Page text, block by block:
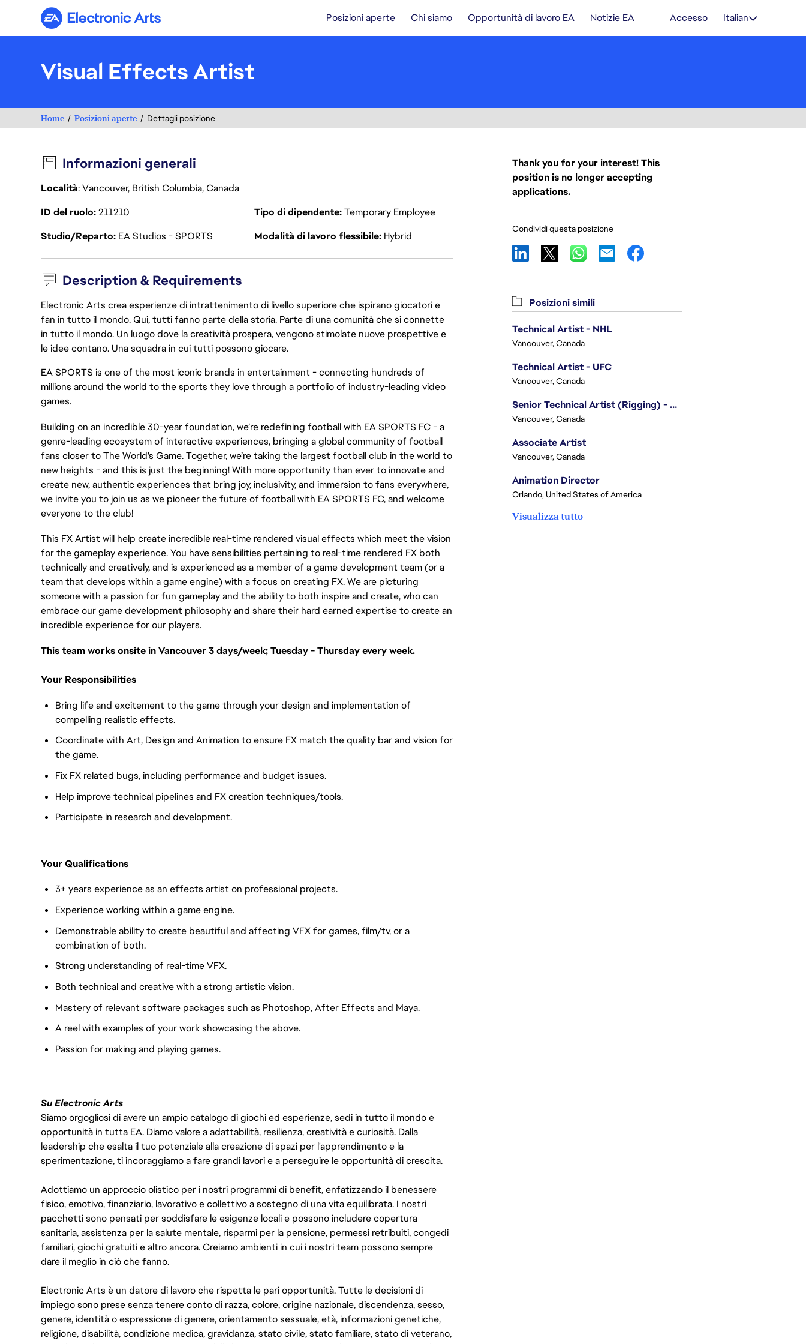
Electronic Arts Posizioni aperte Chi siamo Opportunità di lavoro EA Notizie EA Accesso Italian
Visual Effects Artist
Home Posizioni aperte Dettagli posizione
Informazioni generali
Località: Vancouver, British Columbia, Canada
ID del ruolo211210 Tipo di dipendente Temporary Employee
Studio/Reparto EA Studios - SPORTS Modalità di lavoro flessibile Hybrid
Description & Requirements
Electronic Arts crea esperienze di intrattenimento di livello superiore che ispirano giocatori e
fan in tutto il mondo. Qui, tutti fanno parte della storia. Parte di una comunità che si connette
in tutto il mondo. Un luogo dove la creatività prospera, vengono stimolate nuove prospettive e
le idee contano. Una squadra in cui tutti possono giocare.
EA SPORTS is one of the most iconic brands in entertainment - connecting hundreds of
millions around the world to the sports they love through a portfolio of industry-leading video
games.
Building on an incredible 30-year foundation, we’re redefining football with EA SPORTS FC - a
genre-leading ecosystem of interactive experiences, bringing a global community of football
fans closer to The World's Game. Together, we’re taking the largest football club in the world to
new heights - and this is just the beginning! With more opportunity than ever to innovate and
create new, authentic experiences that bring joy, inclusivity, and immersion to fans everywhere,
we invite you to join us as we pioneer the future of football with EA SPORTS FC, and welcome
everyone to the club!
This FX Artist will help create incredible real-time rendered visual effects which meet the vision
for the gameplay experience. You have sensibilities pertaining to real-time rendered FX both
technically and creatively, and is experienced as a member of a game development team (or a
team that develops within a game engine) with a focus on creating FX. We are picturing
someone with a passion for fun gameplay and the ability to both inspire and create, who can
embrace our game development philosophy and share their hard earned expertise to create an
incredible experience for our players.
This team works onsite in Vancouver 3 days/week; Tuesday - Thursday every week.
Your Responsibilities
Bring life and excitement to the game through your design and implementation of
compelling realistic effects.
Coordinate with Art, Design and Animation to ensure FX match the quality bar and vision for
the game.
Fix FX related bugs, including performance and budget issues.
Help improve technical pipelines and FX creation techniques/tools.
Participate in research and development.
Your Qualifications
3+ years experience as an effects artist on professional projects.
Experience working within a game engine.
Demonstrable ability to create beautiful and affecting VFX for games, film/tv, or a
combination of both.
Strong understanding of real-time VFX.
Both technical and creative with a strong artistic vision.
Mastery of relevant software packages such as Photoshop, After Effects and Maya.
A reel with examples of your work showcasing the above.
Passion for making and playing games.
Su Electronic Arts
Siamo orgogliosi di avere un ampio catalogo di giochi ed esperienze, sedi in tutto il mondo e
opportunità in tutta EA. Diamo valore a adattabilità, resilienza, creatività e curiosità. Dalla
leadership che esalta il tuo potenziale alla creazione di spazi per l'apprendimento e la
sperimentazione, ti incoraggiamo a fare grandi lavori e a perseguire le opportunità di crescita.
Adottiamo un approccio olistico per i nostri programmi di benefit, enfatizzando il benessere
fisico, emotivo, finanziario, lavorativo e collettivo a sostegno di una vita equilibrata. I nostri
pacchetti sono pensati per soddisfare le esigenze locali e possono includere copertura
sanitaria, assistenza per la salute mentale, risparmi per la pensione, permessi retribuiti, congedi
familiari, giochi gratuiti e altro ancora. Creiamo ambienti in cui i nostri team possono sempre
dare il meglio in ciò che fanno.
Electronic Arts è un datore di lavoro che rispetta le pari opportunità. Tutte le decisioni di
impiego sono prese senza tenere conto di razza, colore, origine nazionale, discendenza, sesso,
genere, identità o espressione di genere, orientamento sessuale, età, informazioni genetiche,
religione, disabilità, condizione medica, gravidanza, stato civile, stato familiare, stato di veterano,
Thank you for your interest! This
position is no longer accepting
applications.
Condividi questa posizione
Posizioni simili
Technical Artist - NHL
Vancouver, Canada
Technical Artist - UFC
Vancouver, Canada
Senior Technical Artist (Rigging) - EA SPORTS Technology
Vancouver, Canada
Associate Artist
Vancouver, Canada
Animation Director
Orlando, United States of America
Visualizza tutto